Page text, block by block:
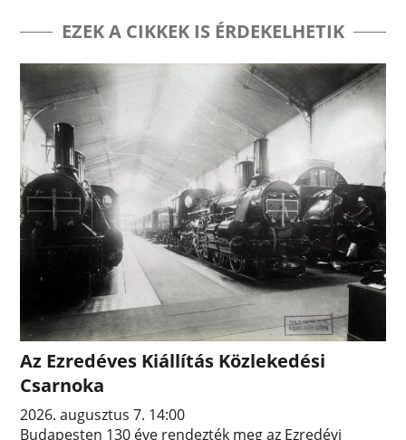
EZEK A CIKKEK IS ÉRDEKELHETIK
Az Ezredéves Kiállítás Közlekedési
Csarnoka
2026. augusztus 7. 14:00
Budapesten 130 éve rendezték meg az Ezredévi